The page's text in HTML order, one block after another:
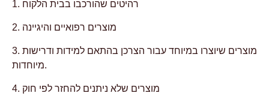
1. רהיטים שהורכבו בבית הלקוח
3. מוצרים שיוצרו במיוחד עבור הצרכן בהתאם למידות ודרישות
מיוחדות.
4. מוצרים שלא ניתנים להחזר לפי חוק